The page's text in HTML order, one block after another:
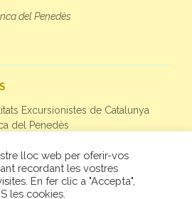
del Penedès
Excursionistes de Catalunya
del Penedès
lloc web per oferir-vos
recordant les vostres
En fer clic a "Accepta",
les cookies.